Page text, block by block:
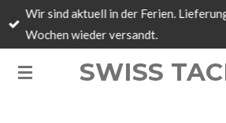
Zum
Hauptinhalt
SWISS
Wir sind aktuell in der Ferien.
Wochen wieder versandt.